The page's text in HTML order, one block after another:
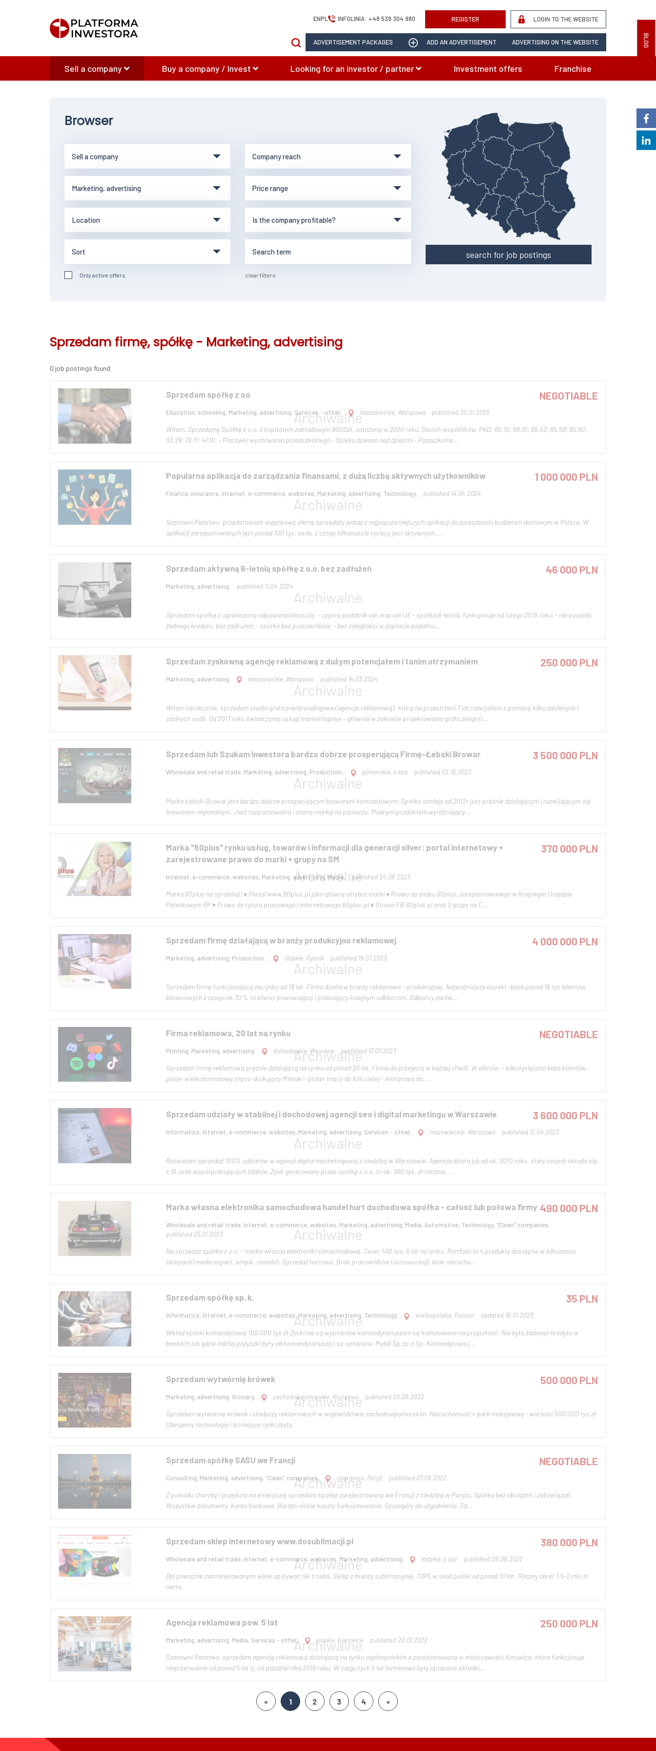
BLOG
ENPL INFOLINIA: +48 539 304 980 REGISTER LOGIN TO THE WEBSITE
ADVERTISEMENT PACKAGES ADD AN ADVERTISEMENT ADVERTISING ON THE WEBSITE
Sell a company Buy a company / Invest Looking for an investor / partner Investment offers Franchise
Browser
Only active offers clear filters
search for job postings
Sprzedam firmę, spółkę - Marketing, advertising
0 job postings found
NEGOTIABLE
Sprzedam spółkę z oo
Education, schooling, Marketing, advertising, Services - other, mazowieckie, Warszawa published 30.01.2025
Witam. Sprzedamy Spółkę z o.o. z kapitałem zakładowym 8000zł, założoną w 2020 roku. Dwóch wspólników. PKD: 85.10; 88.91; 85.52; 85.59; 85.60;
93.29; 73.11; 47.91. - Placówki wychowania przedszkolnego - Opieka dzienna nad dziećmi - Pozaszkolne...
1 000 000 PLN
Popularna aplikacja do zarządzania finansami, z dużą liczbą aktywnych użytkowników
Finance, insurance, Internet, e-commerce, websites, Marketing, advertising, Technology, published 14.04.2024
Szanowni Państwo, przedstawiam wyjątkową ofertę sprzedaży jednej z najpopularniejszych aplikacji do zarządzania budżetem domowym w Polsce. W
aplikacji zarejestrowanych jest ponad 100 tys. osób, z czego kilkanaście tysięcy jest aktywnych....
46 000 PLN
Sprzedam aktywną 6-letnią spółkę z o.o. bez zadłużeń
Marketing, advertising, published 11.04.2024
Sprzedam spółkę z ograniczoną odpowiedzialnością: - czynny podatnik vat oraz vat UE - spółka 6-letnia, funkcjonuje od lutego 2018 roku; - nie posiada
żadnego kredytu, bez zadłużeń; - spółka bez pracowników, - bez zaległości w zapłacie podatku...
250 000 PLN
Sprzedam zyskowną agencję reklamową z dużym potencjałem i tanim utrzymaniem
Marketing, advertising, mazowieckie, Warszawa published 14.03.2024
Witam serdecznie, sprzedam studio graficzne/brandingowe (agencje reklamową), którą na przestrzeni 7 lat rozwijałem z pomocą kilku zaufanych i
zdolnych osób. Od 2017 roku świadczymy usługi marketingowe – głównie w zakresie projektowania graficznego (i...
3 500 000 PLN
Sprzedam lub Szukam Inwestora bardzo dobrze prosperującą Firmę-Łebski Browar
Wholesale and retail trade, Marketing, advertising, Production , pomorskie, Łeba published 03.10.2023
Marka Łebski Browar jest bardzo dobrze prosperującym browarem kontraktowym; Spółka istnieje od 2012r jest prężnie działającym i rozwijającym się
browarem regionalnym. Jest rozpoznawalną i znaną marką na pomorzu. Modnym produktem wyróżniający...
370 000 PLN
Marka "60plus" rynku usług, towarów i informacji dla generacji silver: portal internetowy +
zarejestrowane prawo do marki + grupy na SM
Internet, e-commerce, websites, Marketing, advertising, Media, published 24.08.2023
Marka 60plus na sprzedaż! ♦ Portal www.60plus.pl jako główny atrybut marki ♦ Prawo do znaku 60plus, zarejestrowanego w Krajowym Urzędzie
Patentowym RP ♦ Prawo do tytułu prasowego i internetowego 60plus.pl ♦ Strona FB 60plus.pl oraz 2 grupy na F...
4 000 000 PLN
Sprzedam firmę działającą w branży produkcyjno reklamowej
Marketing, advertising, Production , śląskie, Rybnik published 19.07.2023
Sprzedam firmę funkcjonującą na rynku od 18 lat. Firma działa w branży reklamowo - produkcyjnej. Najważniejszy aspekt -baza ponad 16 tys klientów
biznesowych z czego ok 70 % to klienci powracający i polecający kolejnym odbiorcom. Odbiorcy zarów...
NEGOTIABLE
Firma reklamowa, 20 lat na rynku
Printing, Marketing, advertising, dolnośląskie, Wrocław published 17.07.2023
Sprzedam firmę reklamową prężnie działającą na rynku od ponad 20 lat. Firma do przejęcia w każdej chwili. W ofercie: - kilkutysięczna baza klientów -
ploter wielkoformatowy tnąco-drukujący Mimaki - ploter tnący do folii ciętej - mini prasa do...
3 600 000 PLN
Sprzedam udziały w stabilnej i dochodowej agencji seo i digital marketingu w Warszawie
Informatics, Internet, e-commerce, websites, Marketing, advertising, Services - other, mazowieckie, Warszawa published 12.04.2023
Rozważam sprzedaż 100% udziałów w agencji digital marketingowej z siedzibą w Warszawie. Agencja działa już od ok. 2010 roku, stały zespół składa się
z 16 osób współpracujących zdalnie. Zysk generowany przez spółkę z o.o. to ok. 360 tys. zł rocznie....
490 000 PLN
Marka własna elektronika samochodowa handel hurt dochodowa spółka - całość lub połowa firmy
Wholesale and retail trade, Internet, e-commerce, websites, Marketing, advertising, Media, Automotive, Technology, “Clean” companies,
published 25.01.2023
Na sprzedaż spółka z o.o. - marka własna elektroniki samochodowej. Cena: 490 tys. 6 lat na rynku. Portfolio to 4 produkty dostępne w kilkunastu
sklepach (media expert, empik, morele). Sprzedaż hurtowa. Brak pracowników (outsourcing), brak nierucho...
35 PLN
Sprzedam spółkę sp. k.
Informatics, Internet, e-commerce, websites, Marketing, advertising, Technology, wielkopolskie, Poznań updated 18.01.2023
Wkład spółki komandytowej 100 000 tys zł Zyski nie są wypłacone komandytariuszom są kumulowane na przyszłość. Nie było żadnego kredytu w
bankach lub gdzie indziej pożyczki były od komandytariusza i są spłacone. Mybill Sp.zo.o Sp .Komandytowa j...
500 000 PLN
Sprzedam wytwórnię krówek
Marketing, advertising, Grocery, zachodniopomorskie, Kluczewo published 20.09.2022
Sprzedam wytwórnię krówek i słodyczy reklamowych w województwie zachodniopomorskim. Nieruchomość + park maszynowy - wartość 500 000 tys.zł
Oferujemy technologię i istniejące rynki zbytu
NEGOTIABLE
Sprzedam spółkę SASU we Francji
Consulting, Marketing, advertising, “Clean” companies, zagranica, Paryż published 07.09.2022
Z powodu choroby i przejścia na emeryturę sprzedam spółkę zarejestrowaną we Francji z siedzibą w Paryżu. Spółka bez obciążeń i zobowiązań.
Wszystkie dokumenty, konto bankowe. Bardzo niskie koszty funkcjonowania. Szczegóły do uzgodnienia. Zd...
380 000 PLN
Sprzedam sklep internetowy www.dosublimacji.pl
Wholesale and retail trade, Internet, e-commerce, websites, Marketing, advertising, łódzkie, Łódź published 29.08.2022
Dla poważnie zainteresowanych wiele opisywać nie trzeba. Sklep z branży sublimacyjnej, TOP5 w skali polski od ponad 10 lat. Roczny obrót 1,5-2 mln zł
netto.
250 000 PLN
Agencja reklamowa pow. 5 lat
Marketing, advertising, Media, Services - other, śląskie, Katowice published 20.01.2022
Szanowni Państwo, sprzedam agencję reklamową działającą na rynku ogólnopolskim a zarejestrowaną w miejscowości Katowice, która funkcjonuje
nieprzerwalnie od ponad 5 lat tj. od października 2016 roku. W ciągu tych 5 lat terminowo były opłacane składki...
« 1 2 3 4 »